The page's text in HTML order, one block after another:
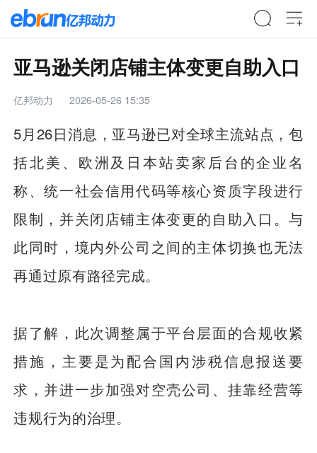
亚马逊关闭店铺主体变更自助入口
亿邦动力 2026-05-26 15:35
5月26日消息，亚马逊已对全球主流站点，包
括北美、欧洲及日本站卖家后台的企业名
称、统一社会信用代码等核心资质字段进行
限制，并关闭店铺主体变更的自助入口。与
此同时，境内外公司之间的主体切换也无法
再通过原有路径完成。
据了解，此次调整属于平台层面的合规收紧
措施，主要是为配合国内涉税信息报送要
求，并进一步加强对空壳公司、挂靠经营等
违规行为的治理。